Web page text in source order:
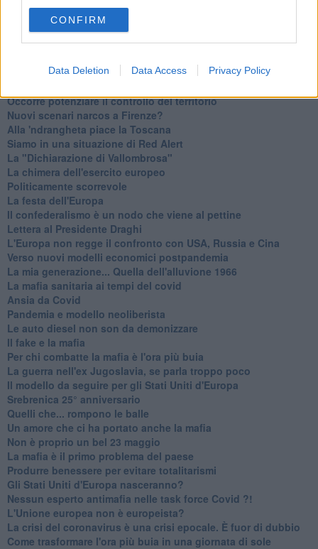
CONFIRM
Data Deletion Data Access Privacy Policy
Articoli dal Blog “Legalità e non solo” di Salvatore Calleri
Il “dopo” Matteo Messina Denaro
Vademecum antimafia per gli elettori
Serve un esercito europeo
Occorre potenziare il controllo del territorio
​Nuovi scenari narcos a Firenze?
Alla 'ndrangheta piace la Toscana
Siamo in una situazione di Red Alert
La "Dichiarazione di Vallombrosa"
La chimera dell'esercito europeo
Politicamente scorrevole
La festa dell'Europa
Il confederalismo è un nodo che viene al pettine
Lettera al Presidente Draghi
L'Europa non regge il confronto con USA, Russia e Cina
Verso nuovi modelli economici postpandemia
​La mia generazione... Quella dell'alluvione 1966
​La mafia sanitaria ai tempi del covid
Ansia da Covid
Pandemia e modello neoliberista
Le auto diesel non son da demonizzare
​Il fake e la mafia
Per chi combatte la mafia è l'ora più buia
La guerra nell'ex Jugoslavia, se parla troppo poco
Il modello da seguire per gli Stati Uniti d'Europa
Srebrenica 25° anniversario
Quelli che... rompono le balle
Un amore che ci ha portato anche la mafia
Non è proprio un bel 23 maggio
La mafia è il primo problema del paese
Produrre benessere per evitare totalitarismi
Gli Stati Uniti d'Europa nasceranno?
Nessun esperto antimafia nelle task force Covid ?!
L'Unione europea non è europeista?
La crisi del coronavirus è una crisi epocale. È fuor di dubbio
Come trasformare l'ora più buia in una giornata di sole